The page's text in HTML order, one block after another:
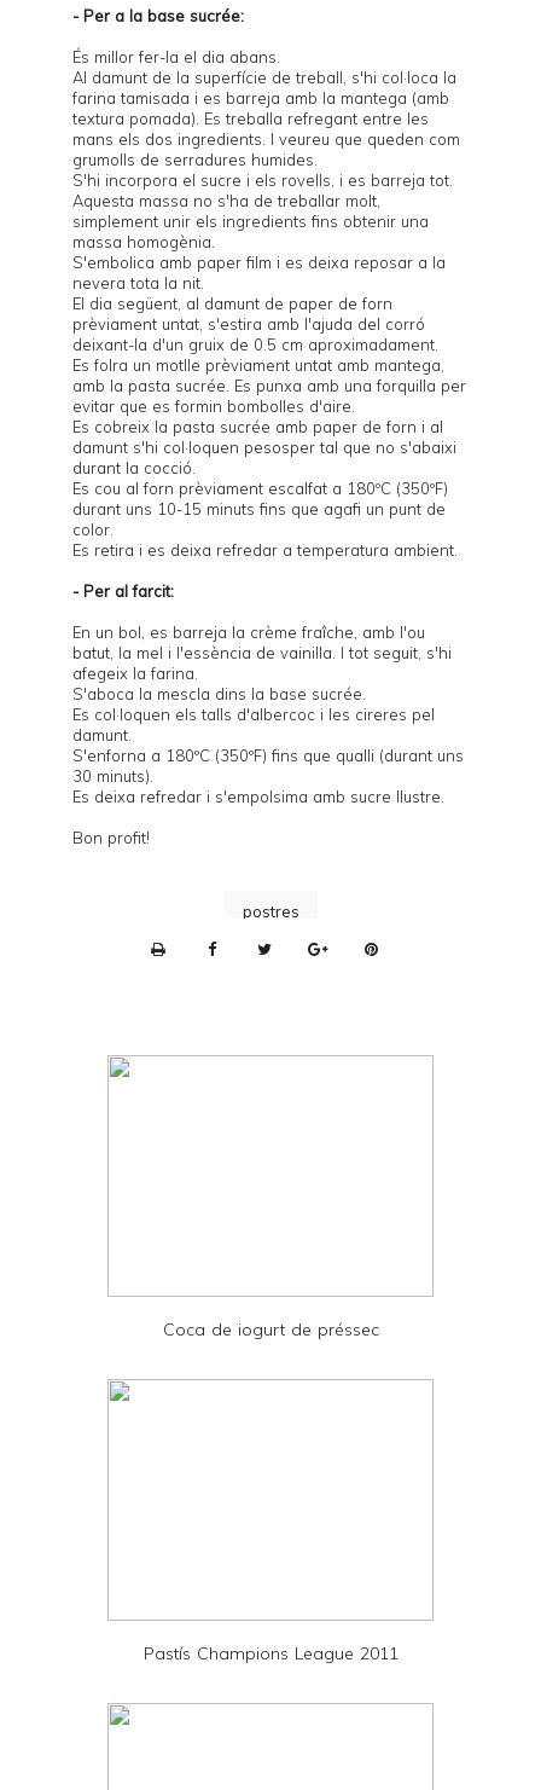
- Per a la base sucrée:
És millor fer-la el dia abans.
Al damunt de la superfície de treball, s'hi col·loca la
farina tamisada i es barreja amb la mantega (amb
textura pomada). Es treballa refregant entre les
mans els dos ingredients. I veureu que queden com
grumolls de serradures humides.
S'hi incorpora el sucre i els rovells, i es barreja tot.
Aquesta massa no s'ha de treballar molt,
simplement unir els ingredients fins obtenir una
massa homogènia.
S'embolica amb paper film i es deixa reposar a la
nevera tota la nit.
El dia següent, al damunt de paper de forn
prèviament untat, s'estira amb l'ajuda del corró
deixant-la d'un gruix de 0.5 cm aproximadament.
Es folra un motlle prèviament untat amb mantega,
amb la pasta sucrée. Es punxa amb una forquilla per
evitar que es formin bombolles d'aire.
Es cobreix la pasta sucrée amb paper de forn i al
damunt s'hi col·loquen pesosper tal que no s'abaixi
durant la cocció.
Es cou al forn prèviament escalfat a 180ºC (350ºF)
durant uns 10-15 minuts fins que agafi un punt de
color.
Es retira i es deixa refredar a temperatura ambient.
- Per al farcit:
En un bol, es barreja la crème fraîche, amb l'ou
batut, la mel i l'essència de vainilla. I tot seguit, s'hi
afegeix la farina.
S'aboca la mescla dins la base sucrée.
Es col·loquen els talls d'albercoc i les cireres pel
damunt.
S'enforna a 180ºC (350ºF) fins que qualli (durant uns
30 minuts).
Es deixa refredar i s'empolsima amb sucre llustre.
Bon profit!
postres
n
d
Coca de iogurt de préssec
Pastís Champions League 2011